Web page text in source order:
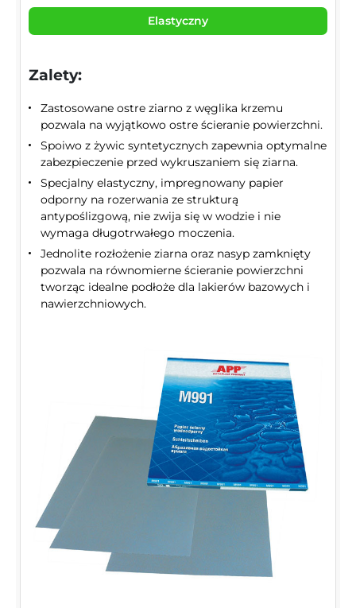
Elastyczny
Zalety:
Zastosowane ostre ziarno z węglika krzemu
pozwala na wyjątkowo ostre ścieranie powierzchni.
Spoiwo z żywic syntetycznych zapewnia optymalne
zabezpieczenie przed wykruszaniem się ziarna.
Specjalny elastyczny, impregnowany papier
odporny na rozerwania ze strukturą
antypoślizgową, nie zwija się w wodzie i nie
wymaga długotrwałego moczenia.
Jednolite rozłożenie ziarna oraz nasyp zamknięty
pozwala na równomierne ścieranie powierzchni
tworząc idealne podłoże dla lakierów bazowych i
nawierzchniowych.